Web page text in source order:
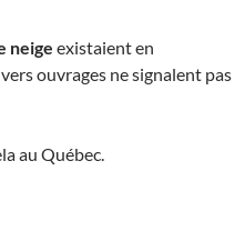
neige existaient en
ouvrages ne signalent pas
au Québec.